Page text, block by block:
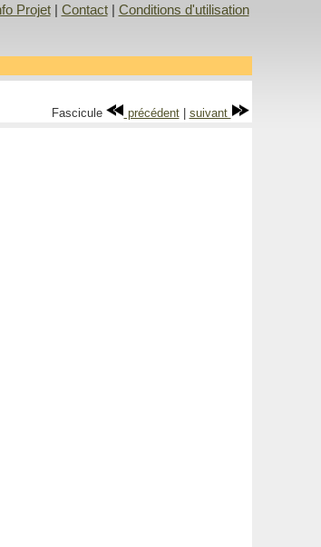
Projet| Contact| Conditions d'utilisation
Fascicule précédent| suivant